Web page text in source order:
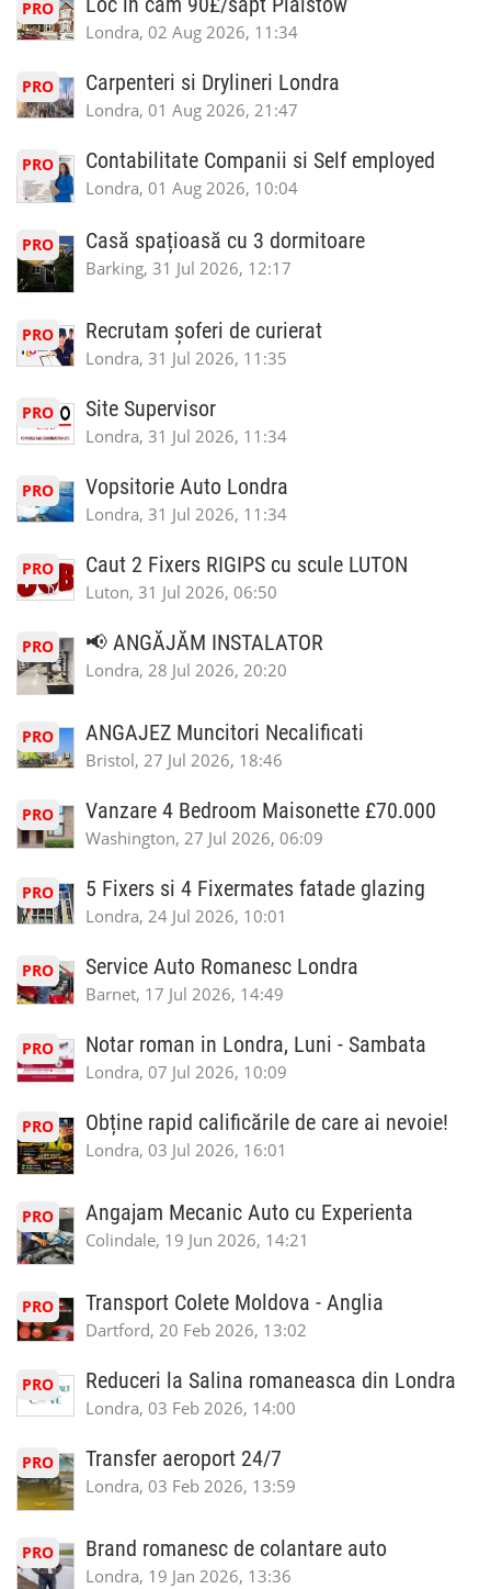
PRO
Londra, 02 Aug 2026, 11:34
PRO Carpenteri si Drylineri Londra
Londra, 01 Aug 2026, 21:47
PRO Contabilitate Companii si Self employed
Londra, 01 Aug 2026, 10:04
PRO Casă spațioasă cu 3 dormitoare
Barking, 31 Jul 2026, 12:17
PRO Recrutam șoferi de curierat
Londra, 31 Jul 2026, 11:35
PRO Site Supervisor
Londra, 31 Jul 2026, 11:34
PRO Vopsitorie Auto Londra
Londra, 31 Jul 2026, 11:34
PRO Caut 2 Fixers RIGIPS cu scule LUTON
Luton, 31 Jul 2026, 06:50
PRO 📢 ANGĂJĂM INSTALATOR
Londra, 28 Jul 2026, 20:20
PRO ANGAJEZ Muncitori Necalificati
Bristol, 27 Jul 2026, 18:46
PRO Vanzare 4 Bedroom Maisonette £70.000
Washington, 27 Jul 2026, 06:09
PRO 5 Fixers si 4 Fixermates fatade glazing
Londra, 24 Jul 2026, 10:01
PRO Service Auto Romanesc Londra
Barnet, 17 Jul 2026, 14:49
PRO Notar roman in Londra, Luni - Sambata
Londra, 07 Jul 2026, 10:09
PRO Obține rapid calificările de care ai nevoie!
Londra, 03 Jul 2026, 16:01
PRO Angajam Mecanic Auto cu Experienta
Colindale, 19 Jun 2026, 14:21
PRO Transport Colete Moldova - Anglia
Dartford, 20 Feb 2026, 13:02
PRO Reduceri la Salina romaneasca din Londra
Londra, 03 Feb 2026, 14:00
PRO Transfer aeroport 24/7
Londra, 03 Feb 2026, 13:59
PRO Brand romanesc de colantare auto
Londra, 19 Jan 2026, 13:36